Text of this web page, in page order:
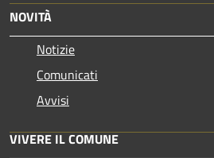
NOVITÀ
Notizie
Comunicati
Avvisi
VIVERE IL COMUNE